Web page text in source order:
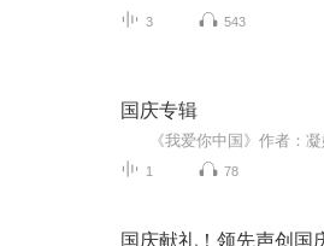
3 543
国庆专辑
1 78
国庆献礼！领先声创国